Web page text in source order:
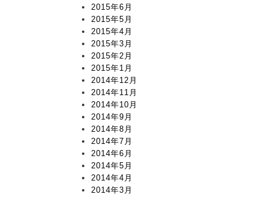
2015年6月
2015年5月
2015年4月
2015年3月
2015年2月
2015年1月
2014年12月
2014年11月
2014年10月
2014年9月
2014年8月
2014年7月
2014年6月
2014年5月
2014年4月
2014年3月